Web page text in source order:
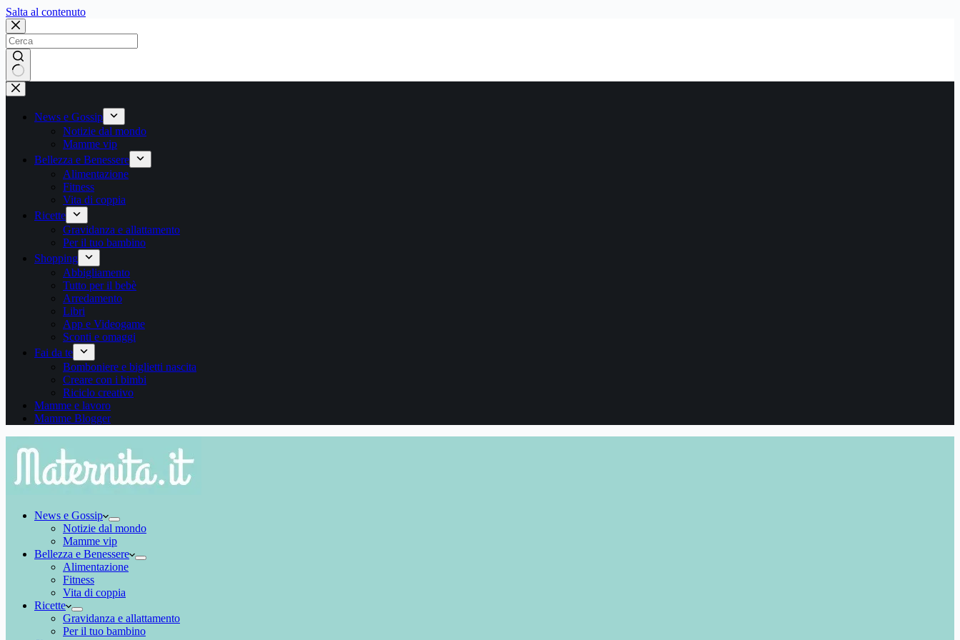
Salta al contenutoSalta
contenuto
Nessun
risultato
News e Gossip
Notizie dal mondo
Mamme vip
Bellezza e Benessere
Alimentazione
Fitness
Vita di coppia
Ricette
Gravidanza e allattamento
Per il tuo bambino
Shopping
Abbigliamento
Tutto per il bebè
Arredamento
Libri
App e Videogame
Sconti e omaggi
Fai da te
Bomboniere e biglietti nascita
Creare con i bimbi
Riciclo creativo
Mamme e lavoro
Mamme Blogger
News e Gossip
Notizie dal mondo
Mamme vip
Bellezza e Benessere
Alimentazione
Fitness
Vita di coppia
Ricette
Gravidanza e allattamento
Per il tuo bambino